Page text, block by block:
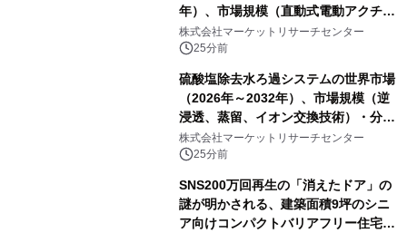
年）、市場規模（直動式電動アクチュ
エータ、回転式電動アクチュエー
タ）・分析レポートを発表
株式会社マーケットリサーチセンター
25分前
硫酸塩除去水ろ過システムの世界市場
（2026年～2032年）、市場規模（逆
浸透、蒸留、イオン交換技術）・分析
レポートを発表
株式会社マーケットリサーチセンター
25分前
SNS200万回再生の「消えたドア」の
謎が明かされる、建築面積9坪のシニ
ア向けコンパクトバリアフリー住宅が